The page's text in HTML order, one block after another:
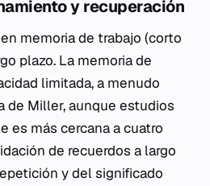
y recuperación
memoria de trabajo (corto
plazo. La memoria de
limitada, a menudo
de Miller, aunque estudios
es más cercana a cuatro
de recuerdos a largo
y del significado